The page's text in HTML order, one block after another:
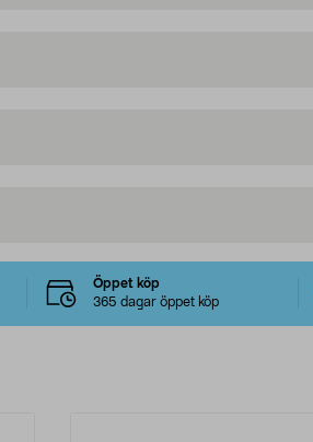
Öppet köp
365 dagar öppet köp